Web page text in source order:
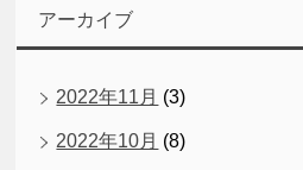
アーカイブ
2022年11月 (3)
2022年10月 (8)